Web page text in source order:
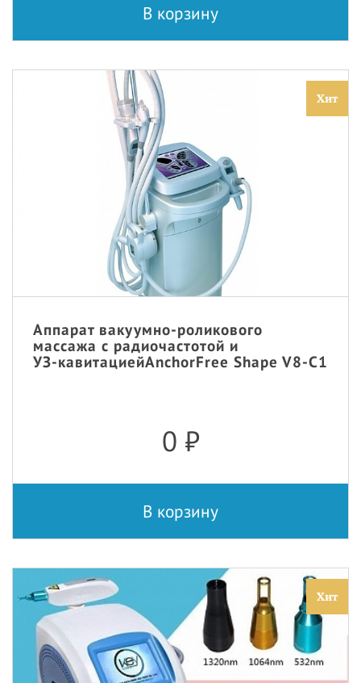
В корзину
Хит
Аппарат вакуумно-роликового
массажа с радиочастотой и
УЗ‑кавитациейAnchorFree Shape V8-C1
0 ₽
В корзину
Хит